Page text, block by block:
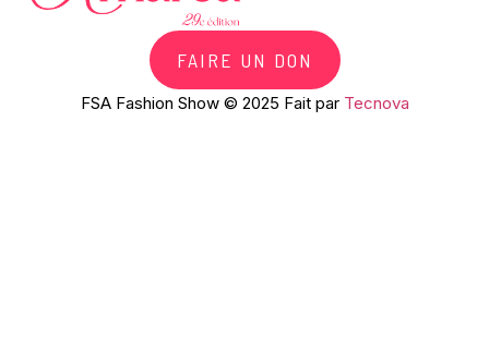
FAIRE UN DON
FSA Fashion Show © 2025 Fait par Tecnova